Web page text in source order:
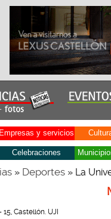
Empresas y servicios
Celebraciones
» Deportes» La
15, Castellón. UJI